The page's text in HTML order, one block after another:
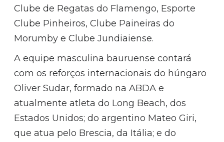
Clube de Regatas do Flamengo, Esporte
Clube Pinheiros, Clube Paineiras do
Morumby e Clube Jundiaiense.
A equipe masculina bauruense contará
com os reforços internacionais do húngaro
Oliver Sudar, formado na ABDA e
atualmente atleta do Long Beach, dos
Estados Unidos; do argentino Mateo Giri,
que atua pelo Brescia, da Itália; e do